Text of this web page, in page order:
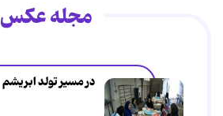
مجله عکس
در مسیر تولد ابریشم